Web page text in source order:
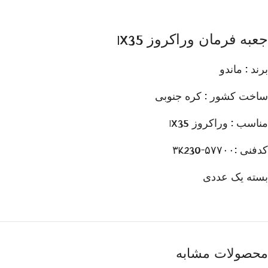
جعبه فرمان وراکروز IX35
برند : ماندو
ساخت کشور : کره جنوبی
مناسب : وراکروز IX35
کدفنی :۵۷۷۰۰-۳K230
بسته یک عددی
محصولات مشابه